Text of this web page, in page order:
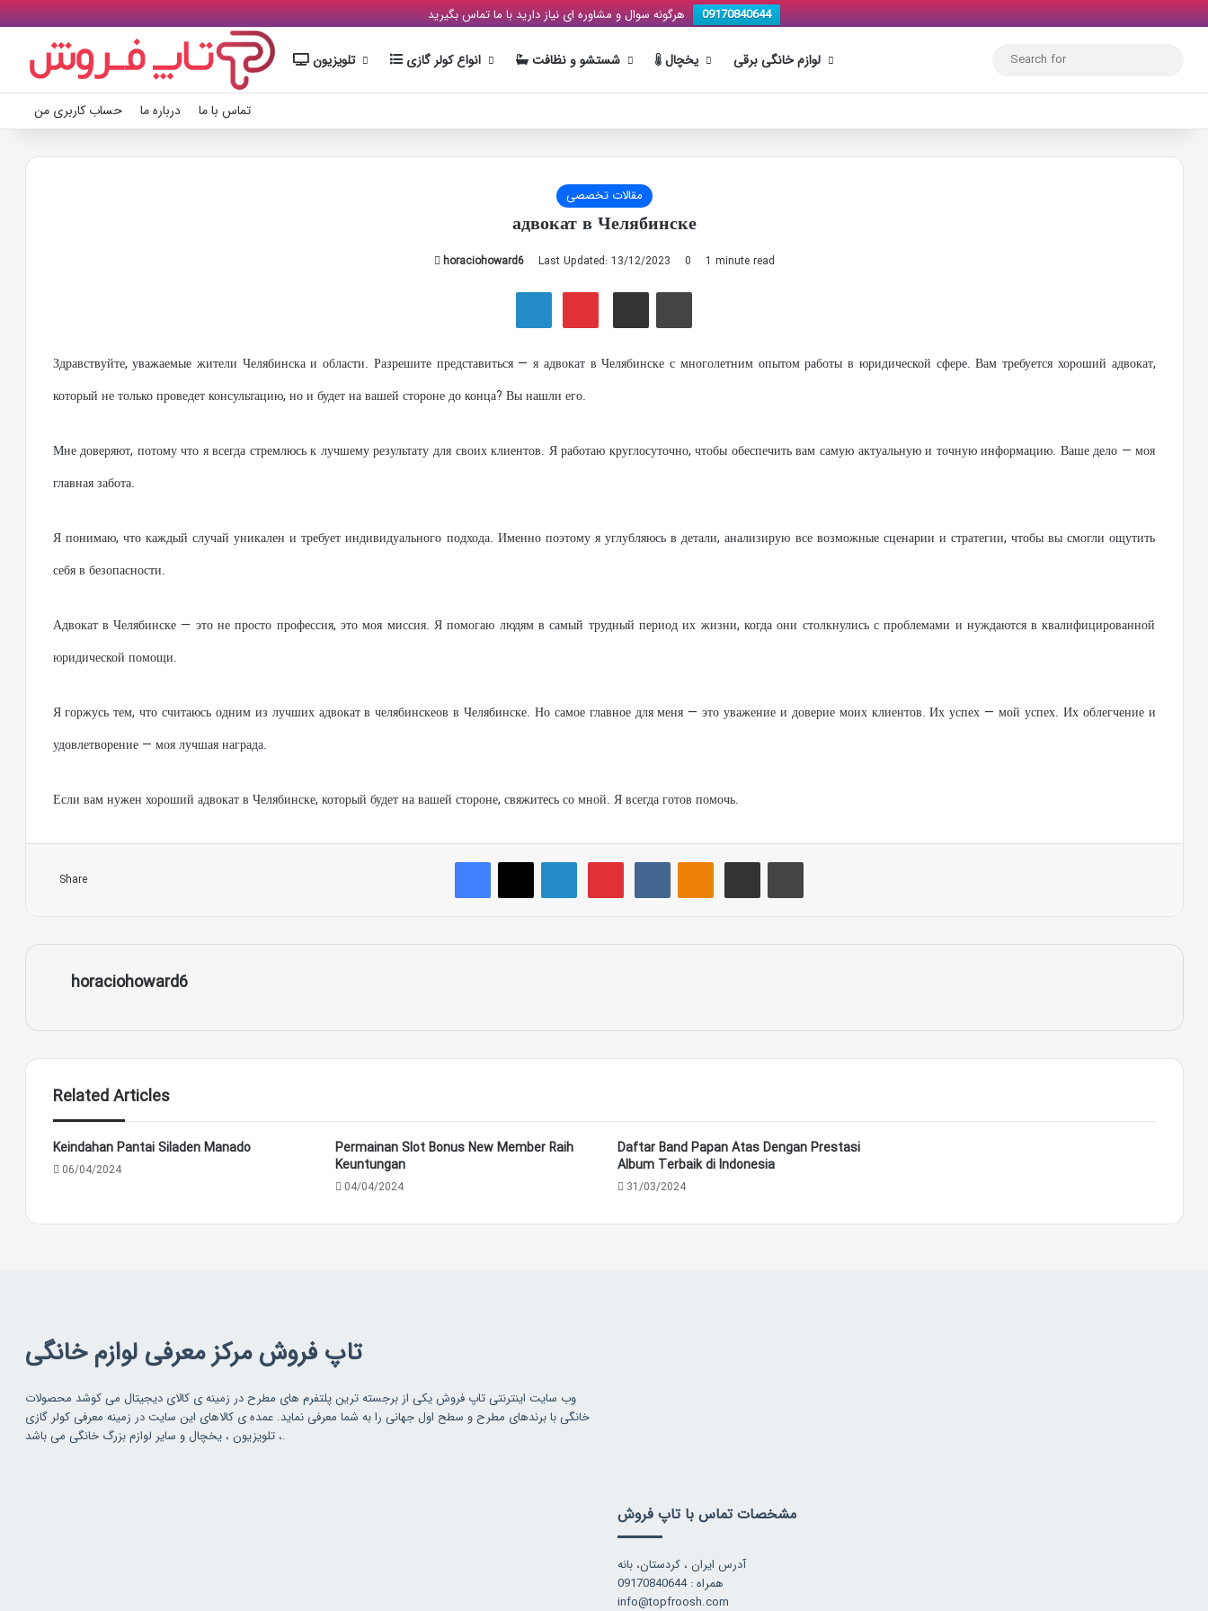
هرگونه سوال و مشاوره ای نیاز دارید با ما تماس بگیرید 09170840644
تلویزیون انواع کولر گازی شستشو و نظافت یخچال لوازم خانگی برقی
for
حساب کاربری من درباره ما تماس با ما
مقالات تخصصی
адвокат в Челябинске
horaciohoward6
d
n
e
i
Last Updated: 13/12/2023 0 1 minute read
Tumblr Viber
Здравствуйте, уважаемые жители Челябинска и области. Разрешите представиться — я адвокат в Челябинске с многолетним опытом работы в юридической сфере. Вам требуется хороший адвокат,
который не только проведет консультацию, но и будет на вашей стороне до конца? Вы нашли его.
Мне доверяют, потому что я всегда стремлюсь к лучшему результату для своих клиентов. Я работаю круглосуточно, чтобы обеспечить вам самую актуальную и точную информацию. Ваше дело — моя
главная забота.
Я понимаю, что каждый случай уникален и требует индивидуального подхода. Именно поэтому я углубляюсь в детали, анализирую все возможные сценарии и стратегии, чтобы вы смогли ощутить
себя в безопасности.
Адвокат в Челябинске — это не просто профессия, это моя миссия. Я помогаю людям в самый трудный период их жизни, когда они столкнулись с проблемами и нуждаются в квалифицированной
юридической помощи.
Я горжусь тем, что считаюсь одним из лучших адвокат в челябинскеов в Челябинске. Но самое главное для меня — это уважение и доверие моих клиентов. Их успех — мой успех. Их облегчение и
удовлетворение — моя лучшая награда.
Если вам нужен хороший адвокат в Челябинске, который будет на вашей стороне, свяжитесь со мной. Я всегда готов помочь.
Share
Facebook X LinkedIn Tumblr Pinterest Reddit VKontakte Odnoklassniki Pocket Share via Email Print
horaciohoward6
Related Articles
Keindahan Pantai Siladen Manado
06/04/2024
Permainan Slot Bonus New Member Raih
Keuntungan
04/04/2024
Daftar Band Papan Atas Dengan Prestasi
Album Terbaik di Indonesia
31/03/2024
تاپ فروش مرکز معرفی لوازم خانگی
وب سایت اینترنتی تاپ فروش یکی از برجسته ترین پلتفرم های مطرح در زمینه ی کالای دیجیتال می کوشد محصولات
خانگی با برندهای مطرح و سطح اول جهانی را به شما معرفی نماید. عمده ی کالاهای این سایت در زمینه معرفی کولر گازی
، تلویزیون ، یخچال و سایر لوازم بزرگ خانگی می باشد.
مشخصات تماس با تاپ فروش
آدرس ایران ، کردستان، بانه
همراه : 09170840644
info@topfroosh.com